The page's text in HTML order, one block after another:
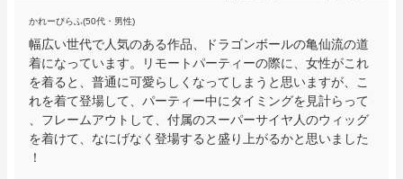
かれーぴらふ(50代・男性)
幅広い世代で人気のある作品、ドラゴンボールの亀仙流の道
着になっています。リモートパーティーの際に、女性がこれ
を着ると、普通に可愛らしくなってしまうと思いますが、こ
れを着て登場して、パーティー中にタイミングを見計らって
、フレームアウトして、付属のスーパーサイヤ人のウィッグ
を着けて、なにげなく登場すると盛り上がるかと思いました
！